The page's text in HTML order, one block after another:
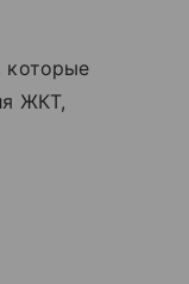
которые
ЖКТ,